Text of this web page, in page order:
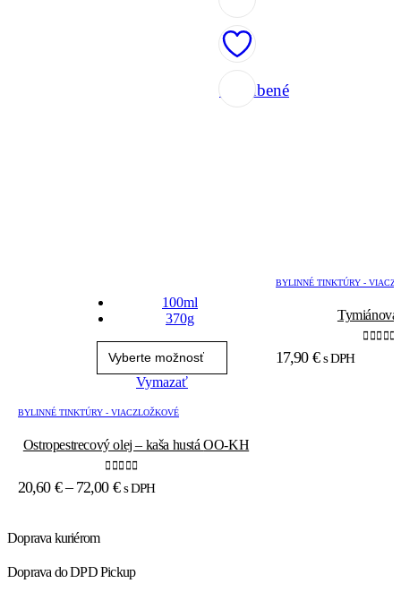
na
produktu.
Obľúbené
100ml
370g
Vymazať
BYLINNÉ TINKTÚRY - VIACZLOŽKOVÉ
Ostropestrecový olej – kaša hustá OO-KH
0 out of 5
20,60 € – 72,00 €Price
s DPH
BYLINNÉ TINKTÚRY -
17,90 € s DPH
Doprava kuriérom
Doprava do DPD Pickup